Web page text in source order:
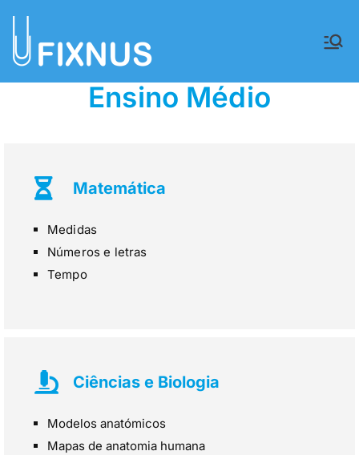
Lda.
Ensino Médio
Matemática
Medidas
Números e letras
Tempo
Ciências e Biologia
Modelos anatómicos
Mapas de anatomia humana